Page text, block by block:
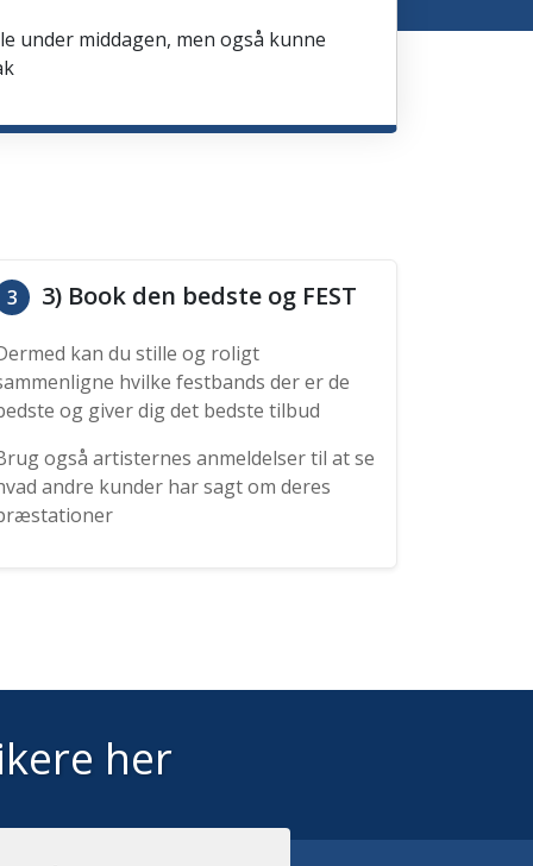
under middagen, men også kunne
3 3) Book den bedste og FEST
kan du stille og roligt
hvilke festbands der er de
og giver dig det bedste tilbud
også artisternes anmeldelser til at se
andre kunder har sagt om deres
her